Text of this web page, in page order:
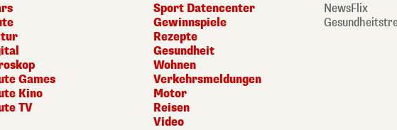
Games
Kino
TV
Sport Datencenter
Gewinnspiele
Rezepte
Gesundheit
Wohnen
Verkehrsmeldungen
Motor
Reisen
Video
NewsFlix